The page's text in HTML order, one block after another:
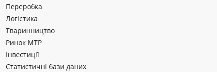
Переробка
Логістика
Тваринництво
Ринок МТР
Інвестиції
Статистичні бази даних